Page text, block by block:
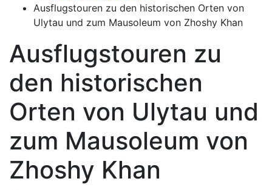
Ausflugstouren zu den historischen Orten von
Ulytau und zum Mausoleum von Zhoshy Khan
Ausflugstouren zu
den historischen
Orten von Ulytau und
zum Mausoleum von
Zhoshy Khan